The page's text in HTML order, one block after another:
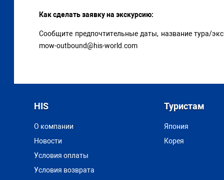
Как сделать заявку на экскурсию:
Сообщите предпочтительные даты, название тура/
mow-outbound@his-world.com
HIS
О компании
Новости
Условия оплаты
Условия возврата
Туристам
Япония
Корея